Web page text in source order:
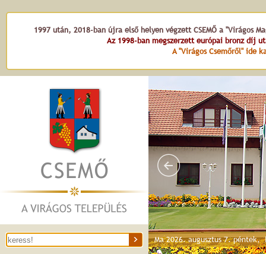
1997 után, 2018-ban újra első helyen végzett CSEMŐ a "Virágos
Az 1998-ban megszerzett európai bronz díj
A "Virágos Csemőről" ide
Ma 2026. augusztus 7. péntek,